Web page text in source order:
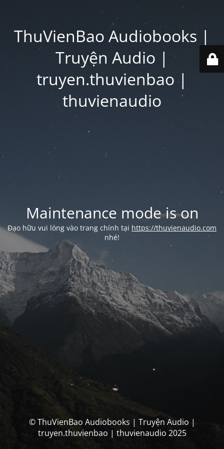
ThuVienBao Audiobooks |
Truyện Audio |
truyen.thuvienbao |
thuvienaudio
Maintenance mode is on
Đạo hữu vui lòng vào trang chính tại https://thuvienaudio.com
nhé!
© ThuVienBao Audiobooks | Truyện Audio |
truyen.thuvienbao | thuvienaudio 2025